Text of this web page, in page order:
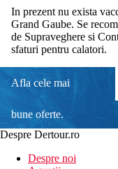
In prezent nu exista
Grand Gaube. Se
de Supraveghere si
sfaturi pentru calatori.
Afla cele mai
bune oferte.
Despre Dertour.ro
Despre noi